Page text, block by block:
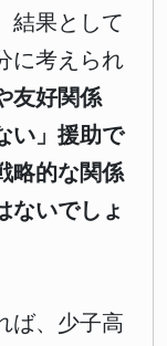
結果として
に考えられ
友好関係
い」援助で
略的な関係
ないでしょ
ば、少子高